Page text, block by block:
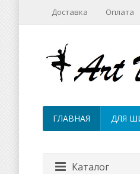
Доставка Оплата
ГЛАВНАЯ ДЛЯ
Каталог